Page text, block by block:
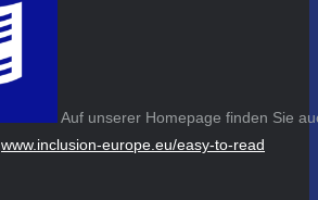
Auf unserer Homepage finden Sie
www.inclusion-europe.eu/easy-to-read